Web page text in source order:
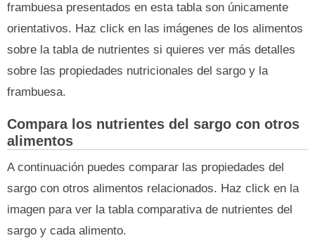
frambuesa presentados en esta tabla son únicamente
orientativos. Haz click en las imágenes de los alimentos
sobre la tabla de nutrientes si quieres ver más detalles
sobre las propiedades nutricionales del sargo y la
frambuesa.
Compara los nutrientes del sargo con otros
alimentos
A continuación puedes comparar las propiedades del
sargo con otros alimentos relacionados. Haz click en la
imagen para ver la tabla comparativa de nutrientes del
sargo y cada alimento.